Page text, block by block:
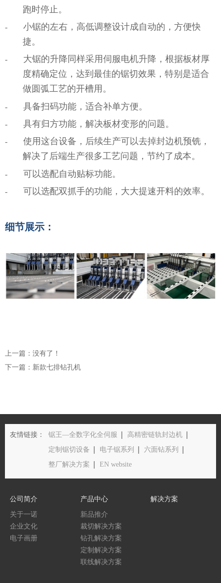
跑时停止。
- 小锯的左右，高低调整设计成自动的，方便快
捷。
- 大锯的升降同样采用伺服电机升降，根据板材厚
度精确定位，达到最佳的锯切效果，特别是适合
做圆弧工艺的开槽用。
- 具备扫码功能，适合补单方便。
- 具有归方功能，解决板材变形的问题。
- 使用这台设备，后续生产可以去掉封边机预铣，
解决了后端生产很多工艺问题，节约了成本。
- 可以选配自动贴标功能。
- 可以选配双抓手的功能，大大提速开料的效率。
细节展示：
上一篇：没有了！
下一篇：新款七排钻孔机
友情链接： 锯王—全数字化全伺服
高精密链轨封边机
定制锯切设备
电子锯系列
六面钻系列
整厂解决方案
EN website
公司简介
关于一诺
企业文化
电子画册
产品中心
新品推介
裁切解决方案
钻孔解决方案
定制解决方案
联线解决方案
解决方案